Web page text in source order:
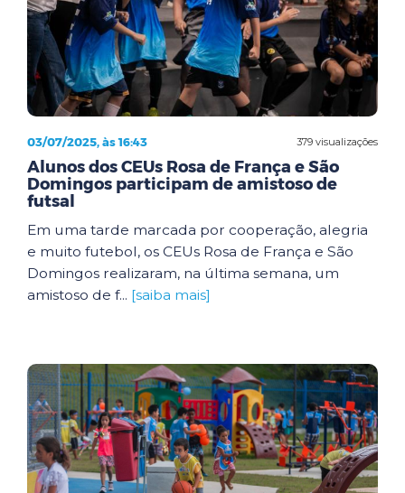
379 visualizações
03/07/2025, às 16:43
Alunos dos CEUs Rosa de França e São
Domingos participam de amistoso de
futsal
Em uma tarde marcada por cooperação, alegria
e muito futebol, os CEUs Rosa de França e São
Domingos realizaram, na última semana, um
amistoso de f... [saiba mais]